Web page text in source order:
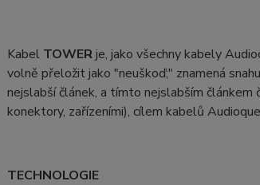
Kabel TOWERje, jako všechny kabely
volně přeložit jako "neuškoď;" znamená
nejslabší článek, a tímto nejslabším článkem
konektory, zařízeními), cílem kabelů
TECHNOLOGIE